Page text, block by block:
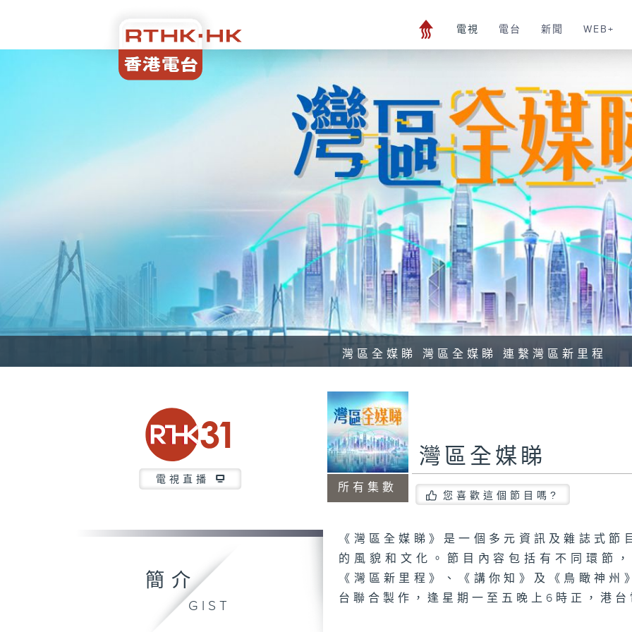
電視 電台 新聞 WEB+
灣區全媒睇 灣區全媒睇 連繫灣區新里程
電視直播
所有集數
灣區全媒睇
您喜歡這個節目嗎?
簡介
GIST
《灣區全媒睇》是一個多元資訊及雜誌式
的風貌和文化。節目內容包括有不同環節
《灣區新里程》、《講你知》及《鳥瞰神
台聯合製作，逢星期一至五晚上6時正，港